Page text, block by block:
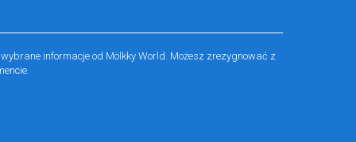
informacje od Mölkky World. Możesz zrezygnować z